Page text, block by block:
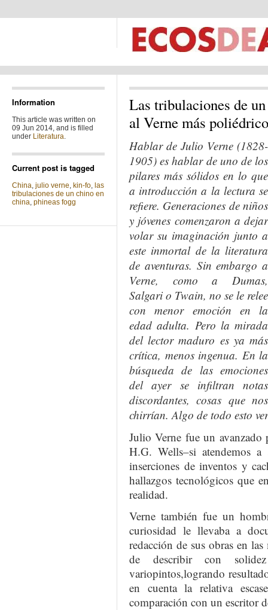
Information
This article was written on
09 Jun 2014, and is filled
under Literatura.
Current post is tagged
China, julio verne, kin-fo, las
tribulaciones de un chino en
china, phineas fogg
Las tribulaciones de
al Verne más
Hablar de Julio Verne (1828-
1905) es hablar de uno de los
pilares más sólidos en lo que
a introducción a la lectura se
refiere. Generaciones de niños
y jóvenes comenzaron a dejar
volar su imaginación junto a
este inmortal de la literatura
de aventuras. Sin embargo a
Verne, como a Dumas,
Salgari o Twain, no se le relee
con menor emoción en la
edad adulta. Pero la mirada
del lector maduro es ya más
crítica, menos ingenua. En la
búsqueda de las emociones
del ayer se infiltran notas
discordantes, cosas que nos
chirrían. Algo de todo esto
Julio Verne fue un
H.G. Wells–si atendemos
inserciones de inventos y
hallazgos tecnológicos que
realidad.
Verne también fue un
curiosidad le llevaba a
redacción de sus obras en
de describir con
variopintos,logrando
en cuenta la relativa
comparación con un escritor